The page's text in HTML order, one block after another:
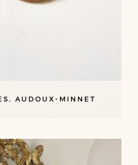
AUDOUX-MINNET